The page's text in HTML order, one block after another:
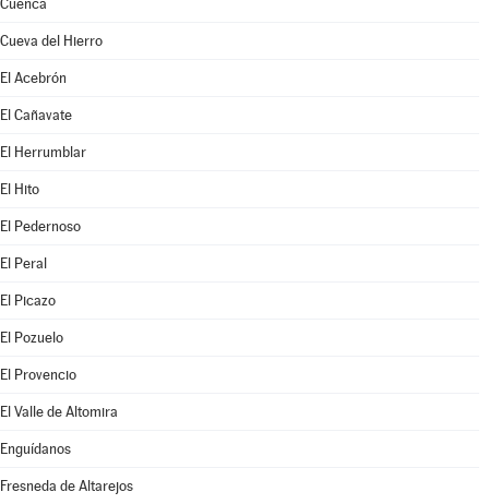
Cuenca
Cueva del Hierro
El Acebrón
El Cañavate
El Herrumblar
El Hito
El Pedernoso
El Peral
El Picazo
El Pozuelo
El Provencio
El Valle de Altomira
Enguídanos
Fresneda de Altarejos